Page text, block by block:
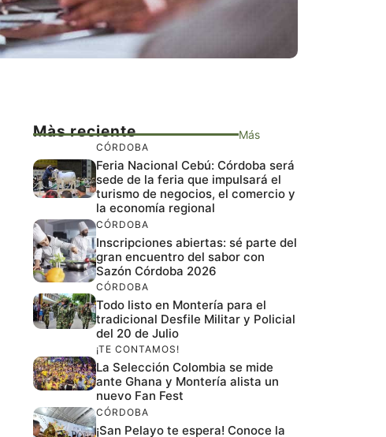
Màs reciente Más
CÓRDOBA
Feria Nacional Cebú: Córdoba será
sede de la feria que impulsará el
turismo de negocios, el comercio y
la economía regional
CÓRDOBA
Inscripciones abiertas: sé parte del
gran encuentro del sabor con
Sazón Córdoba 2026
CÓRDOBA
Todo listo en Montería para el
tradicional Desfile Militar y Policial
del 20 de Julio
¡TE CONTAMOS!
La Selección Colombia se mide
ante Ghana y Montería alista un
nuevo Fan Fest
CÓRDOBA
¡San Pelayo te espera! Conoce la